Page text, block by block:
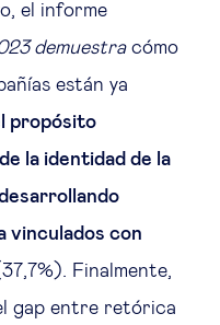
el informe
demuestracómo
están ya
propósito
la identidad de la
vinculados con
Finalmente,
gap entre retórica